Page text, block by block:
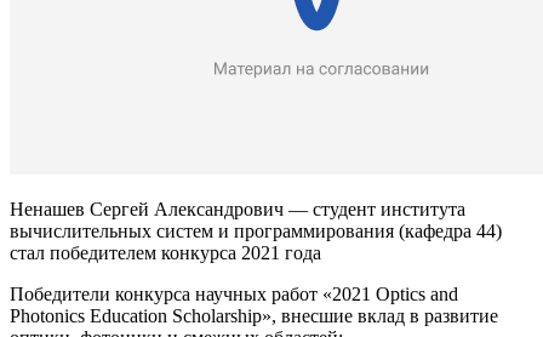
Ненашев Сергей Александрович — студент института
вычислительных систем и программирования (кафедра 44)
стал победителем конкурса 2021 года
Победители конкурса научных работ «2021 Optics and
Photonics Education Scholarship», внесшие вклад в развитие